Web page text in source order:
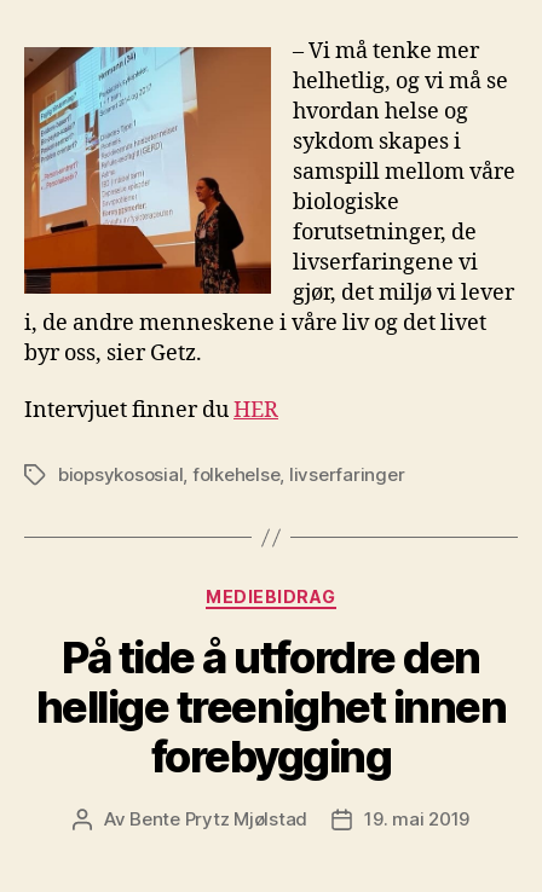
– Vi må tenke mer
helhetlig, og vi må se
hvordan helse og
sykdom skapes i
samspill mellom våre
biologiske
forutsetninger, de
livserfaringene vi
gjør, det miljø vi lever
i, de andre menneskene i våre liv og det livet
byr oss, sier Getz.
Intervjuet finner duHER
Stikkordbiopsykososial, folkehelse, livserfaringer
Kategorier
MEDIEBIDRAG
På tide å utfordre den
hellige treenighet innen
forebygging
Innleggsforfatter
Av Bente Prytz Mjølstad Publiseringsdato
19. mai 2019